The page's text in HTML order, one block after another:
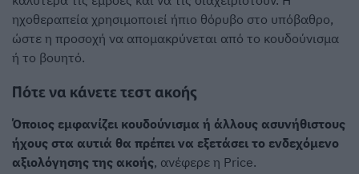
ηχοθεραπεία χρησιμοποιεί ήπιο θόρυβο στο υπόβαθρο,
ώστε η προσοχή να απομακρύνεται από το κουδούνισμα
ή το βουητό.
Πότε να κάνετε τεστ ακοής
Όποιος εμφανίζει κουδούνισμα ή άλλους ασυνήθιστους
ήχους στα αυτιά θα πρέπει να εξετάσει το ενδεχόμενο
αξιολόγησης της ακοής, ανέφερε η Price.